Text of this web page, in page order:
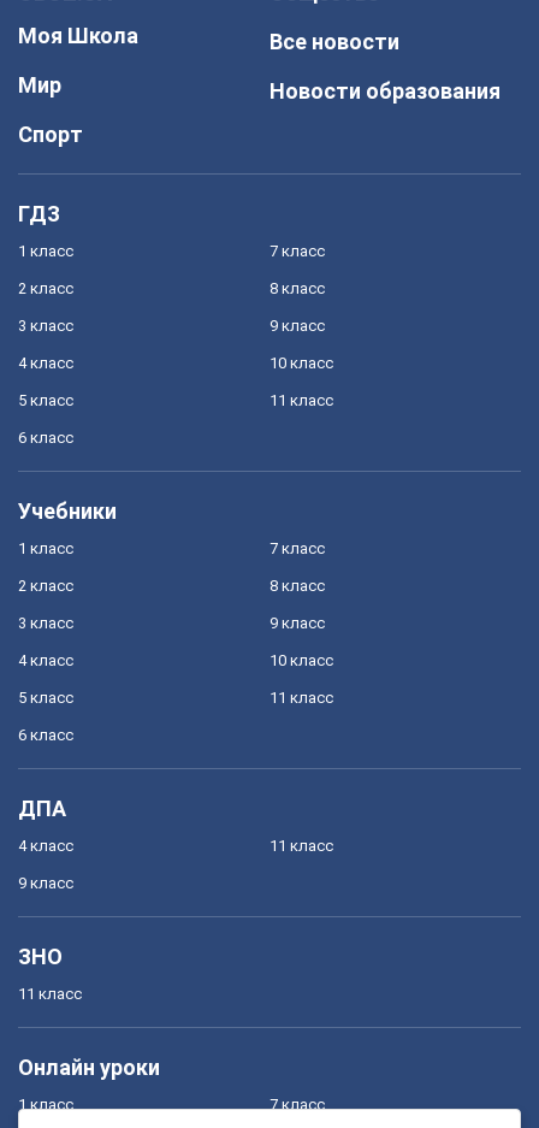
Моя Школа
Мир
Спорт
Все новости
Новости образования
ГДЗ
1 класс
2 класс
3 класс
4 класс
5 класс
6 класс
7 класс
8 класс
9 класс
10 класс
11 класс
Учебники
1 класс
2 класс
3 класс
4 класс
5 класс
6 класс
7 класс
8 класс
9 класс
10 класс
11 класс
ДПА
4 класс
9 класс
11 класс
ЗНО
11 класс
Онлайн уроки
1 класс 7 класс